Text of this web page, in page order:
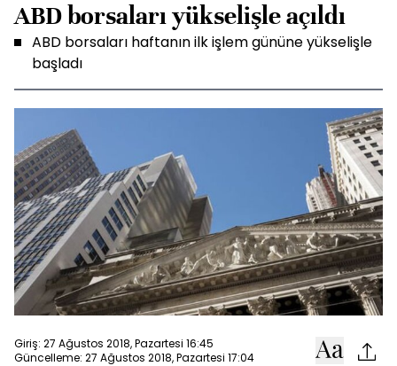
ABD borsaları yükselişle açıldı
ABD borsaları haftanın ilk işlem gününe yükselişle
başladı
Giriş: 27 Ağustos 2018, Pazartesi 16:45
Güncelleme: 27 Ağustos 2018, Pazartesi 17:04